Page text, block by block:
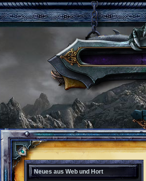
Neues aus Web und Hort